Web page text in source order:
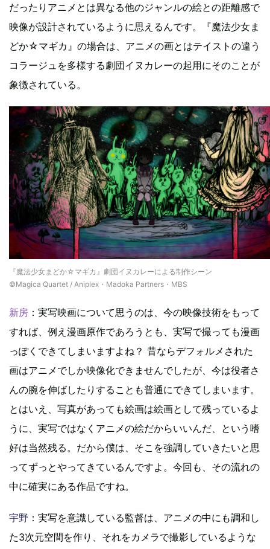
だったりアニメとは異なる他のジャンルの絵との距離感で
映像が設計されているように思えるんです。『魔法少女ま
どか☆マギカ』の場合は、アニメの画とはテイストの違う
コラージュを多様する劇団イヌカレーの起用にそのことが
象徴されている。
『魔法少女まどか☆マギカ』劇団イヌカレーによる制作シーン
©Magica Quartet / Aniplex・Madoka Partners・MBS
新房 ：実写映画について思うのは、今の映像技術をもって
すれば、例え漫画原作であろうとも、実写で撮っても漫画
っぽくできてしまいますよね？ 昔ならデフォルメされた
画はアニメでしか映像化できませんでしたが、今は役者さ
んの腕を伸ばしたりすることも普通にできてしまいます。
とはいえ、写真があっても絵画は絵画として残っているよ
うに、実写ではなくアニメの絵だからいいんだ、という嗜
好は当然残る。だから僕は、そこを強調していきたいと思
ってずっとやってきているんですよ。今回も、その流れの
中に確実にある作品ですね。
宇野 ：実写を意識している監督は、アニメの中にも調和し
た3次元空間を作り、それをカメラで撮影しているような